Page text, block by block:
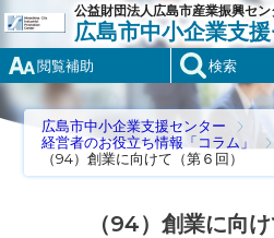
公益財団法人広島市産業振興セン
広島市中小企業支
閲覧補助 検索
広島市中小企業支援センター
経営者のお役立ち情報「コラム」
（94）創業に向けて（第６回）
（94）創業に向け